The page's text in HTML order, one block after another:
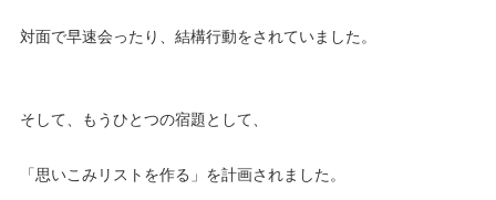
対面で早速会ったり、結構行動をされていました。
そして、もうひとつの宿題として、
「思いこみリストを作る」を計画されました。